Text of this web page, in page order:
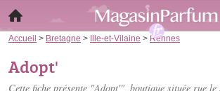
Accueil > Bretagne > Ille-et-Vilaine > Rennes
Adopt'
Cette fiche présente "Adopt'", boutique située rue le